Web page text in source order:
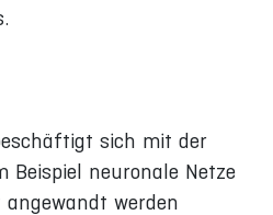
sich mit der
Beispiel neuronale Netze
werden